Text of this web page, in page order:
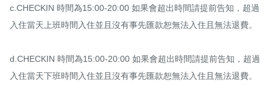
c.CHECKIN 時間為15:00-20:00 如果會超出時間請提前告知，超過
入住當天上班時間入住並且沒有事先匯款恕無法入住且無法退費。
d.CHECKIN 時間為15:00-20:00 如果會超出時間請提前告知，超過
入住當天下班時間入住並且沒有事先匯款恕無法入住且無法退費。